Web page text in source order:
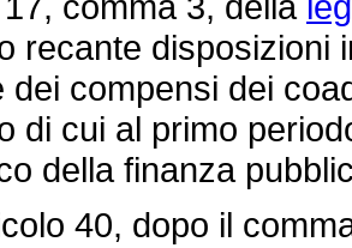
recante disposizioni
dei compensi dei
di cui al primo
della finanza
40, dopo il